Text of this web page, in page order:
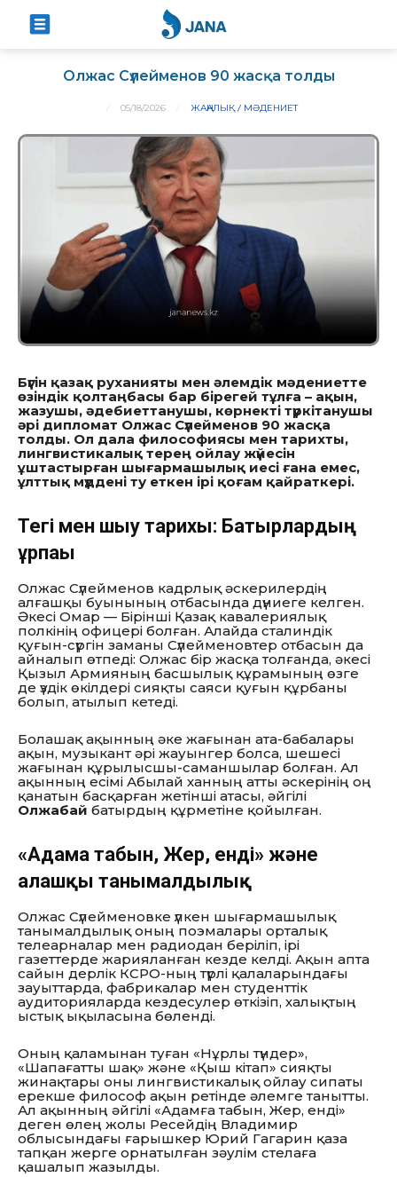
Олжас Сүлейменов 90 жасқа толды
05/18/2026 ЖАҢАЛЫҚ МӘДЕНИЕТ
Бүгін қазақ руханияты мен әлемдік мәдениетте
өзіндік қолтаңбасы бар бірегей тұлға – ақын,
жазушы, әдебиеттанушы, көрнекті түркітанушы
әрі дипломат Олжас Сүлейменов 90 жасқа
толды. Ол дала философиясы мен тарихты,
лингвистикалық терең ойлау жүйесін
ұштастырған шығармашылық иесі ғана емес,
ұлттық мүддені ту еткен ірі қоғам қайраткері.
Тегі мен шығу тарихы: Батырлардың
ұрпағы
Олжас Сүлейменов кадрлық әскерилердің
алғашқы буынының отбасында дүниеге келген.
Әкесі Омар — Бірінші Қазақ кавалериялық
полкінің офицері болған. Алайда сталиндік
қуғын-сүргін заманы Сүлейменовтер отбасын да
айналып өтпеді: Олжас бір жасқа толғанда, әкесі
Қызыл Армияның басшылық құрамының өзге
де үздік өкілдері сияқты саяси қуғын құрбаны
болып, атылып кетеді.
Болашақ ақынның әке жағынан ата-бабалары
ақын, музыкант әрі жауынгер болса, шешесі
жағынан құрылысшы-саманшылар болған. Ал
ақынның есімі Абылай ханның атты әскерінің оң
қанатын басқарған жетінші атасы, әйгілі
Олжабай батырдың құрметіне қойылған.
«Адамға табын, Жер, енді» және
алғашқы танымалдылық
Олжас Сүлейменовке үлкен шығармашылық
танымалдылық оның поэмалары орталық
телеарналар мен радиодан беріліп, ірі
газеттерде жарияланған кезде келді. Ақын апта
сайын дерлік КСРО-ның түрлі қалаларындағы
зауыттарда, фабрикалар мен студенттік
аудиторияларда кездесулер өткізіп, халықтың
ыстық ықыласына бөленді.
Оның қаламынан туған «Нұрлы түндер»,
«Шапағатты шақ» және «Қыш кітап» сияқты
жинақтары оны лингвистикалық ойлау сипаты
ерекше философ ақын ретінде әлемге танытты.
Ал ақынның әйгілі «Адамға табын, Жер, енді»
деген өлең жолы Ресейдің Владимир
облысындағы ғарышкер Юрий Гагарин қаза
тапқан жерге орнатылған зәулім стелаға
қашалып жазылды.